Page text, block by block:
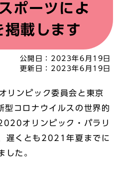
ポーツによ
掲載します
公開日： 2023年6月19日
更新日： 2023年6月19日
リンピック委員会と東京
コロナウイルスの世界的
オリンピック・パラリ
遅くとも2021年夏までに
した。